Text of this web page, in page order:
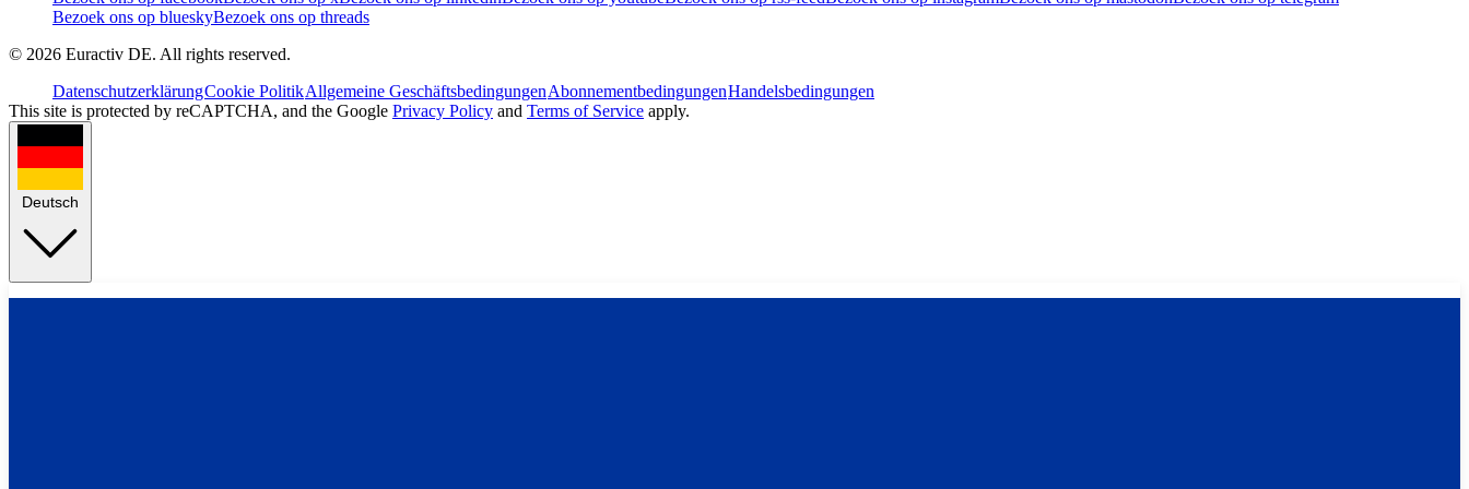
Bezoek ons op blueskyBezoek ons op threads
© 2026 Euractiv DE. All rights reserved.
DatenschutzerklärungCookie PolitikAllgemeine GeschäftsbedingungenAbonnementbedingungenHandelsbedingungen
This site is protected by reCAPTCHA, and the Google Privacy Policy and Terms of Service apply.
Deutsch